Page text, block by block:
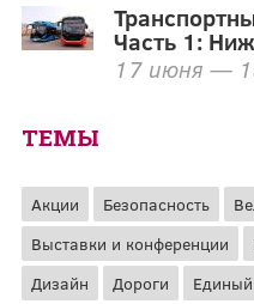
Часть 1:
17 июня —
ТЕМЫ
Акции Безопасность
Выставки и конференции
Дизайн
Дороги